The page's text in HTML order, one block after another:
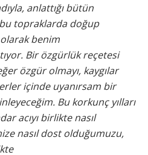
anlattığı bütün
topraklarda doğup
benim
Bir özgürlük reçetesi
özgür olmayı, kaygılar
içinde uyanırsam bir
Bu korkunç yılları
acıyı birlikte nasıl
nasıl dost olduğumuzu,